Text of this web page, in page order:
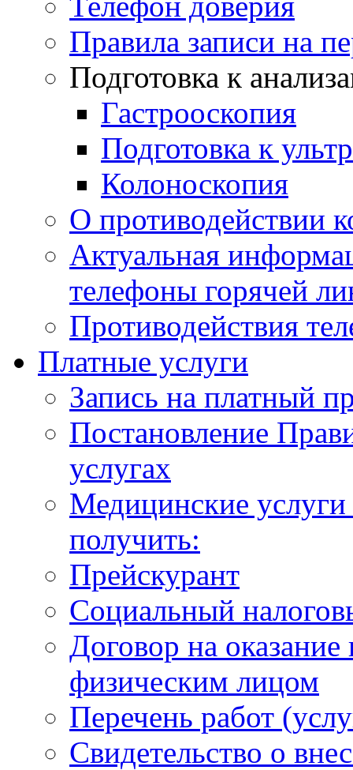
Правила записи на
Подготовка к
Гастрооскопия
Подготовка к
Колоноскопия
О противодействии
Актуальная
телефоны горячей
Противодействия
Платные услуги
Запись на платный
Постановление
услугах
Медицинские
получить:
Прейскурант
Социальный
Договор на
физическим лицом
Перечень работ
Свидетельство о